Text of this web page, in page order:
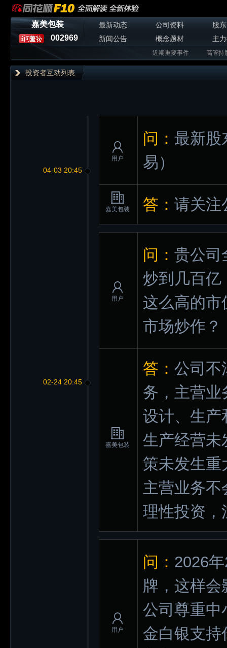
嘉美包装
002969
最新动态 公司资料
股
新闻公告
概念题材 主
近期重要事件 高管持
投资者互动列表
04-03 20:45
用户
问： 最新股
易）
嘉美包装 答： 请关注
02-24 20:45
用户
问： 贵公司
炒到几百亿
这么高的市
市场炒作？
嘉美包装
答： 公司不
务，主营业
设计、生产
生产经营未
策未发生重
主营业务不
理性投资，
用户
问： 2026
牌，这样
公司尊重中
金白银支持